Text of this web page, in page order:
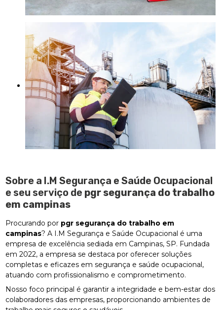
Sobre a I.M Segurança e Saúde Ocupacional
e seu serviço de pgr segurança do trabalho
em campinas
Procurando por pgr segurança do trabalho em
campinas? A I.M Segurança e Saúde Ocupacional é uma
empresa de excelência sediada em Campinas, SP. Fundada
em 2022, a empresa se destaca por oferecer soluções
completas e eficazes em segurança e saúde ocupacional,
atuando com profissionalismo e comprometimento.
Nosso foco principal é garantir a integridade e bem-estar dos
colaboradores das empresas, proporcionando ambientes de